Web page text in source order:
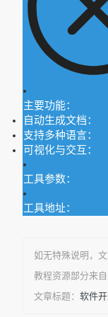
主要功能：
自动生成文档：
支持多种语言：
可视化与交互：
工具参数：
工具地址：
如无特殊说明，
教程资源部分来
文章标题： 软件